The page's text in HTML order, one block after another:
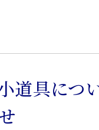
調
木
製
道具につ